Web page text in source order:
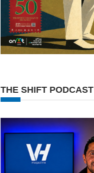
THE SHIFT PODCAST